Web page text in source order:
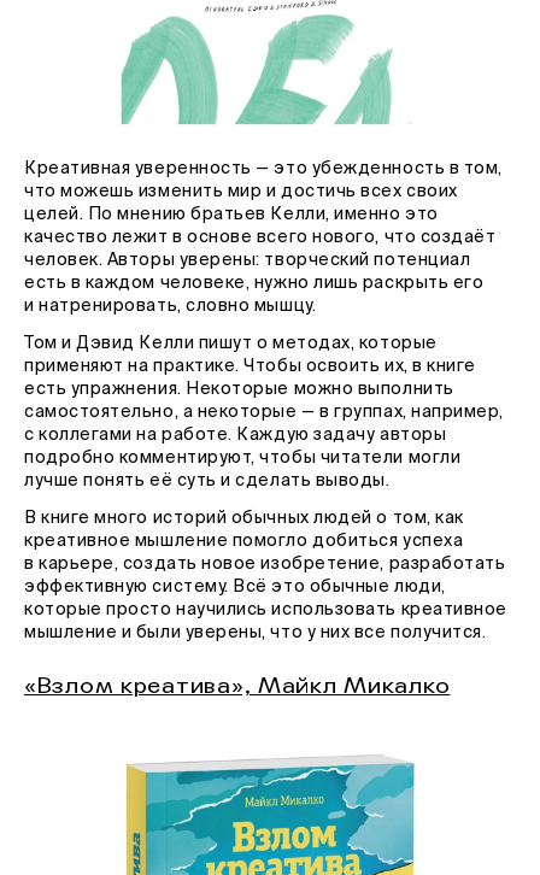
Креативная уверенность — это убежденность в том,
что можешь изменить мир и достичь всех своих
целей. По мнению братьев Келли, именно это
качество лежит в основе всего нового, что создаёт
человек. Авторы уверены: творческий потенциал
есть в каждом человеке, нужно лишь раскрыть его
и натренировать, словно мышцу.
Том и Дэвид Келли пишут о методах, которые
применяют на практике. Чтобы освоить их, в книге
есть упражнения. Некоторые можно выполнить
самостоятельно, а некоторые — в группах, например,
с коллегами на работе. Каждую задачу авторы
подробно комментируют, чтобы читатели могли
лучше понять её суть и сделать выводы.
В книге много историй обычных людей о том, как
креативное мышление помогло добиться успеха
в карьере, создать новое изобретение, разработать
эффективную систему. Всё это обычные люди,
которые просто научились использовать креативное
мышление и были уверены, что у них все получится.
«Взлом креатива», Майкл Микалко